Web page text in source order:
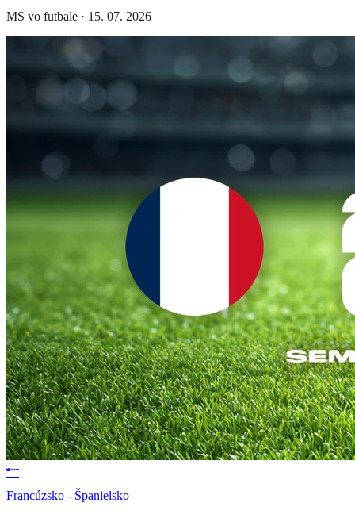
MS vo futbale · 15. 07. 2026
Francúzsko - Španielsko